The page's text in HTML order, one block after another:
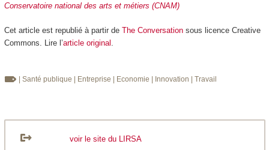
Conservatoire national des arts et métiers (CNAM)
Cet article est republié à partir de The Conversationsous licence Creative
Commons. Lire l’article original
| Santé publique | Entreprise | Economie | Innovation | Travail
voir le site du LIRSA